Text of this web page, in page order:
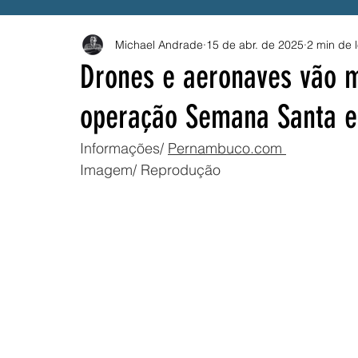
Governo Federal Emprego Trânsito
Solidariedade Drogas BETS
PROUNI CNU
Drones e aeronaves vão
operação Semana Santa
Michael Andrade 15 de abr. de 2025 2 min de
Informações/ Pernambuco.com
Imagem/ Reprodução